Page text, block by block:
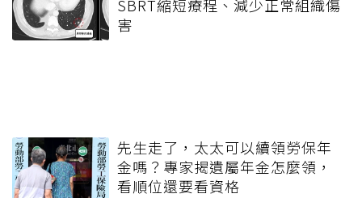
SBRT縮短療程、減少正常組織傷
害
先生走了，太太可以續領勞保年
金嗎？專家揭遺屬年金怎麼領，
看順位還要看資格